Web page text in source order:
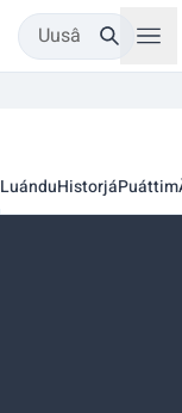
Uusâ
LuánduHistorjáPuáttim